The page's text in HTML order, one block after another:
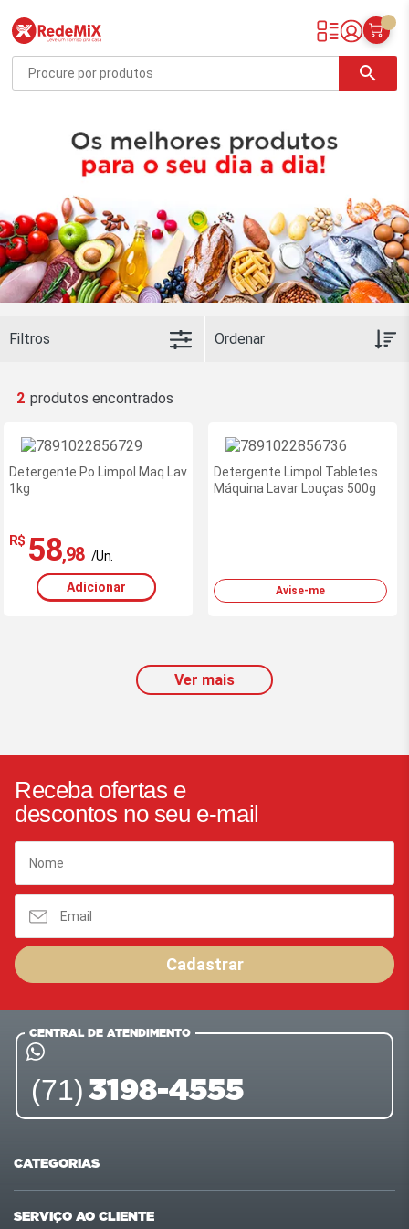
Redemix – Supermercado Online
search
Filtros
2
Detergente Po Limpol Maq Lav
1kg
R$ 58,98 /Un.
Adicionar
Detergente Limpol Tabletes
Máquina Lavar Louças 500g
Avise-me
Ver mais
Receba ofertas e
descontos no seu e-mail
Cadastrar
CENTRAL DE ATENDIMENTO
(71)3198-4555
CATEGORIAS
SERVIÇO AO CLIENTE